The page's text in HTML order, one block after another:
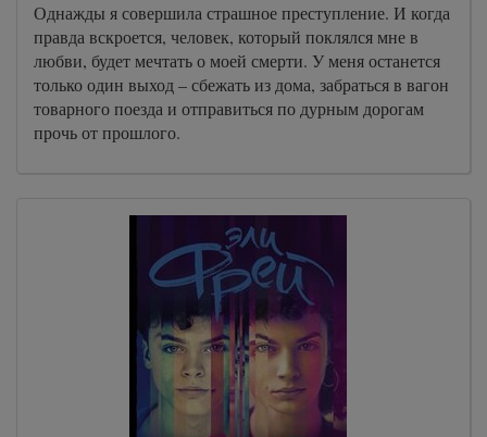
Однажды я совершила страшное преступление. И когда
правда вскроется, человек, который поклялся мне в
любви, будет мечтать о моей смерти. У меня останется
только один выход – сбежать из дома, забраться в вагон
товарного поезда и отправиться по дурным дорогам
прочь от прошлого.